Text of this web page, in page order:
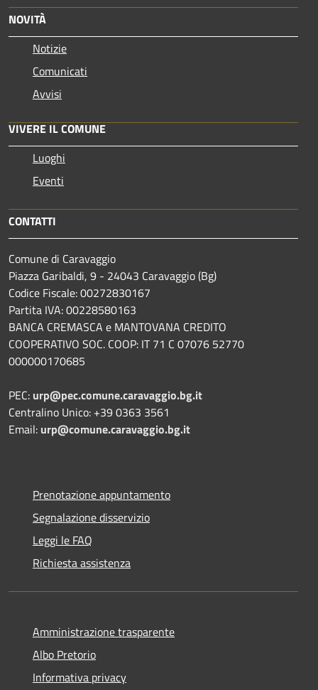
NOVITÀ
Notizie
Comunicati
Avvisi
VIVERE IL COMUNE
Luoghi
Eventi
CONTATTI
Comune di Caravaggio
Piazza Garibaldi, 9 - 24043 Caravaggio (Bg)
Codice Fiscale: 00272830167
Partita IVA: 00228580163
BANCA CREMASCA e MANTOVANA CREDITO
COOPERATIVO SOC. COOP: IT 71 C 07076 52770
000000170685
PEC: urp@pec.comune.caravaggio.bg.it
Centralino Unico: +39 0363 3561
Email: urp@comune.caravaggio.bg.it
Prenotazione appuntamento
Segnalazione disservizio
Leggi le FAQ
Richiesta assistenza
Amministrazione trasparente
Albo Pretorio
Informativa privacy